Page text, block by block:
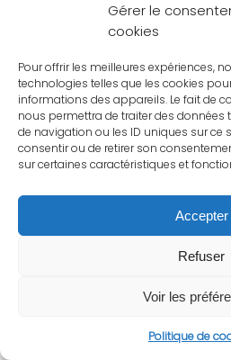
Gérer le
cookies
Pour offrir les meilleures expériences,
technologies telles que les cookies
informations des appareils. Le fait de
nous permettra de traiter des
de navigation ou les ID uniques sur ce
consentir ou de retirer son
sur certaines caractéristiques et
Accepter
Refuser
Voir les
Politique de